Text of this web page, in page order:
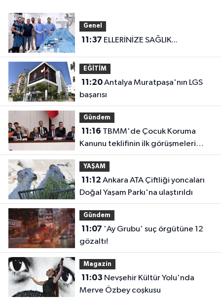
Genel
11:37 ELLERİNİZE SAĞLIK...
EĞİTİM
11:20Antalya Muratpaşa'nın LGS
başarısı
Gündem
11:16
Kanunu teklifinin ilk görüşmeleri
tamamlandı
YAŞAM
11:12
Doğal Yaşam Parkı'na ulaştırıldı
Gündem
11:07
gözaltı!
Magazin
11:03
Merve Özbey coşkusu